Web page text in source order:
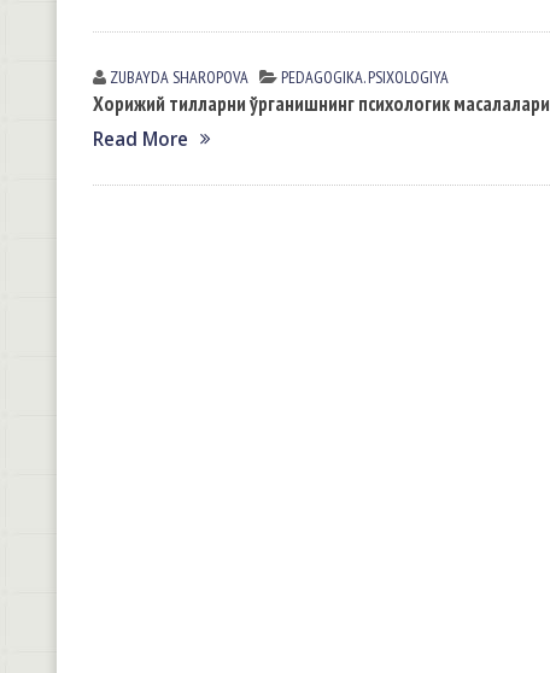
ZUBAYDA SHАROPOVА PEDАGOGIKА. PSIXOLOGIYA
Хорижий тилларни ўрганишнинг психологик масалалари
Read More